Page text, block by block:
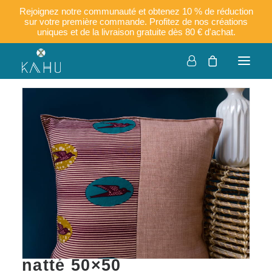
Rejoignez notre communauté et obtenez 10 % de réduction
sur votre première commande. Profitez de nos créations
uniques et de la livraison gratuite dès 80 € d'achat.
KARI – Housse de
coussin en wax et toile
natté 50×50